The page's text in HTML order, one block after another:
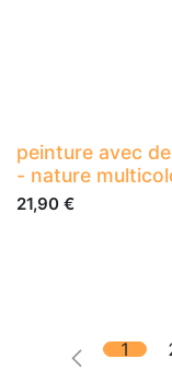
peinture avec
- nature
21,90 €
1